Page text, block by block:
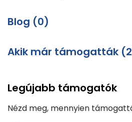
Blog (0)
Akik már támogatták
Legújabb támogatók
Nézd meg, mennyien